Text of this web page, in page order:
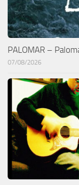
PALOMAR –
07/08/2026